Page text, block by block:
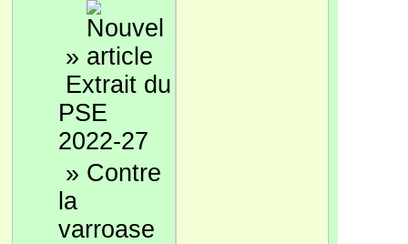
»
Extrait du
PSE
2022-27
» Contre
la
varroase